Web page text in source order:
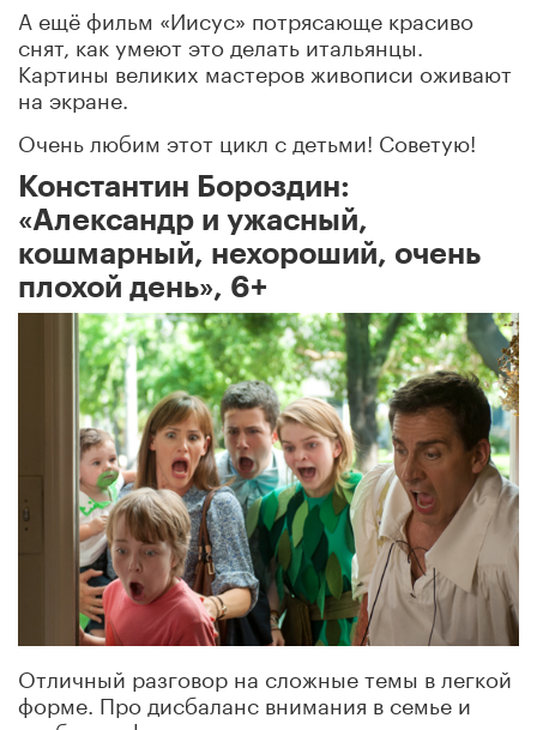
А ещё фильм «Иисус» потрясающе красиво
снят, как умеют это делать итальянцы.
Картины великих мастеров живописи оживают
на экране.
Очень любим этот цикл с детьми! Советую!
‎Константин Бороздин‎:
«Александр и ужасный,
кошмарный, нехороший, очень
плохой день», 6+
Отличный разговор на сложные темы в легкой
форме. Про дисбаланс внимания в семье и